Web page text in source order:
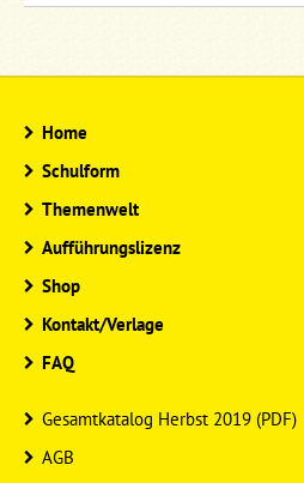
Home
Schulform
Themenwelt
Aufführungslizenz
Shop
Kontakt/Verlage
FAQ
Gesamtkatalog Herbst 2019 (PDF)
AGB